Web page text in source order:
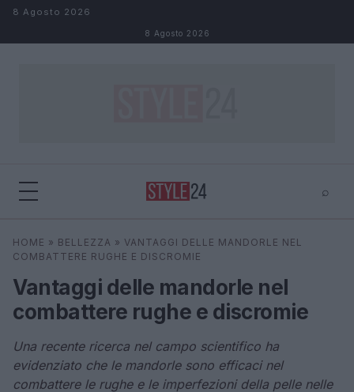
Salta al contenuto
8 Agosto 2026
8 Agosto 2026
⌕
Cerca ⌕
HOME » BELLEZZA » VANTAGGI DELLE MANDORLE NEL
COMBATTERE RUGHE E DISCROMIE
Vantaggi delle mandorle nel
combattere rughe e discromie
Una recente ricerca nel campo scientifico ha
evidenziato che le mandorle sono efficaci nel
combattere le rughe e le imperfezioni della pelle nelle